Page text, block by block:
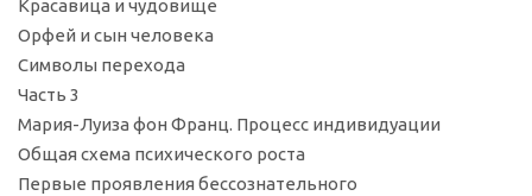
Красавица и чудовище
Орфей и сын человека
Символы перехода
Часть 3
Мария-Луиза фон Франц. Процесс индивидуации
Общая схема психического роста
Первые проявления бессознательного